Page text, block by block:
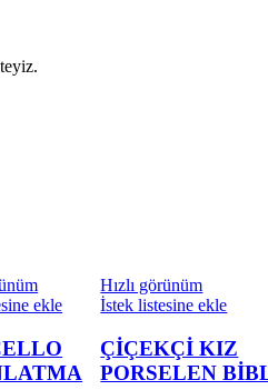
ekle
Hızlı görünüm
İstek listesine ekle
ÇİÇEKÇİ KIZ
PORSELEN